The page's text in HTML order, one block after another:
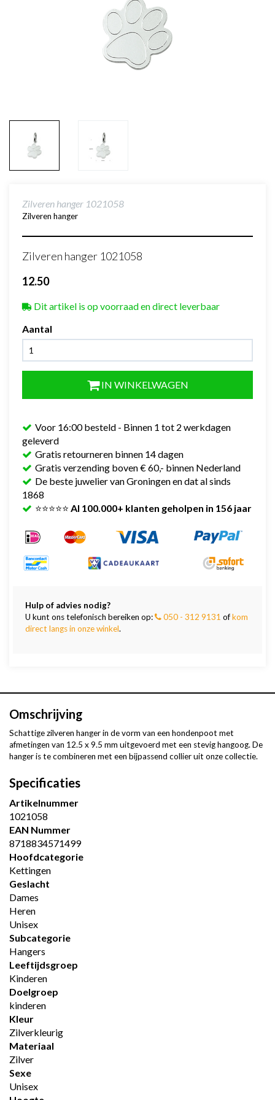
Zilveren hanger 1021058
Zilveren hanger
Zilveren hanger 1021058
12.50
Dit artikel is op voorraad en direct leverbaar
Aantal
IN WINKELWAGEN
Voor 16:00 besteld - Binnen 1 tot 2 werkdagen
geleverd
Gratis retourneren binnen 14 dagen
Gratis verzending boven € 60,- binnen Nederland
De beste juwelier van Groningen en dat al sinds
1868
⭐⭐⭐⭐⭐ Al 100.000+ klanten geholpen in 156 jaar
Hulp of advies nodig?
U kunt ons telefonisch bereiken op:
050 - 312 9131 ofkom
direct langs in onze winkel.
Omschrijving
Schattige zilveren hanger in de vorm van een hondenpoot met
afmetingen van 12.5 x 9.5 mm uitgevoerd met een stevig hangoog. De
hanger is te combineren met een bijpassend collier uit onze collectie.
Specificaties
Artikelnummer
1021058
EAN Nummer
8718834571499
Hoofdcategorie
Kettingen
Geslacht
Dames
Heren
Unisex
Subcategorie
Hangers
Leeftijdsgroep
Kinderen
Doelgroep
kinderen
Kleur
Zilverkleurig
Materiaal
Zilver
Sexe
Unisex